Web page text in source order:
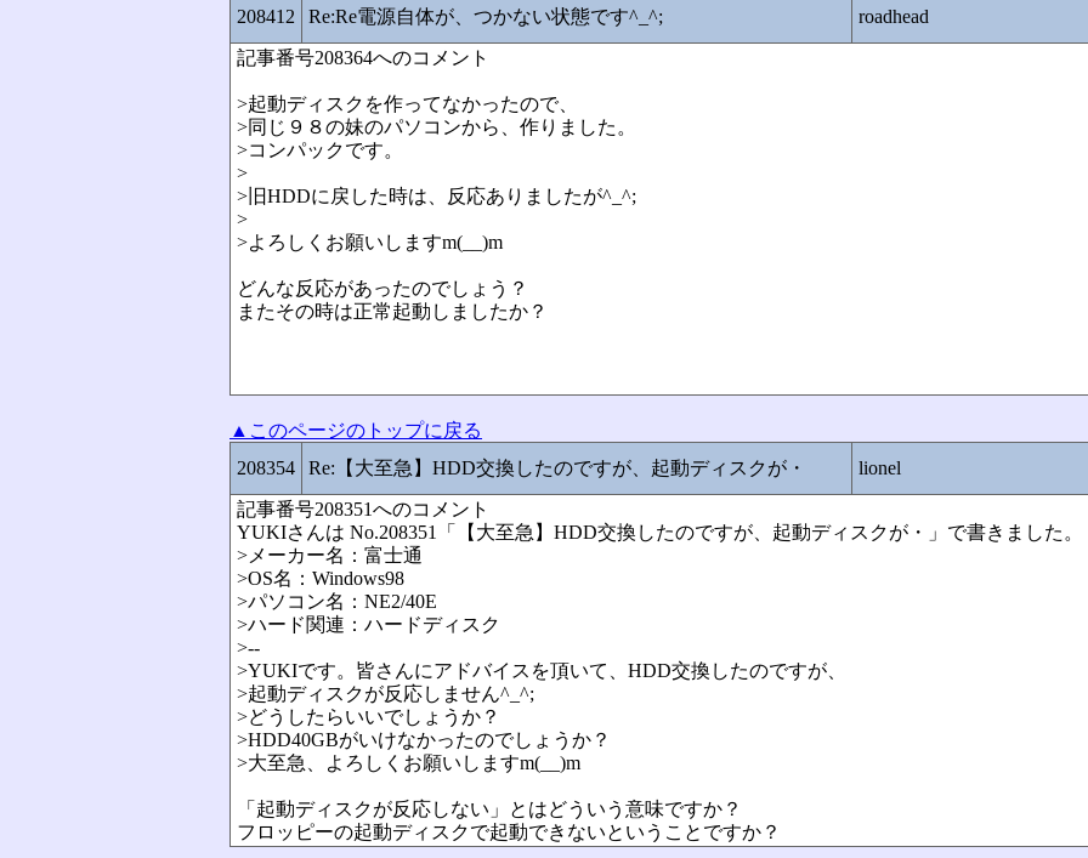
208412
Re:Re電源自体が、つかない状態です^_^; roadhead
記事番号208364へのコメント
>起動ディスクを作ってなかったので、
>同じ９８の妹のパソコンから、作りました。
>コンパックです。
>
>旧HDDに戻した時は、反応ありましたが^_^;
>
>よろしくお願いしますm(__)m
どんな反応があったのでしょう？
またその時は正常起動しましたか？
▲このページのトップに戻る
208354
Re:【大至急】HDD交換したのですが、起動ディスクが・ lionel
記事番号208351へのコメント
YUKIさんは No.208351「【大至急】HDD交換したのですが、起動ディスクが・」で書きました。
>メーカー名：富士通
>OS名：Windows98
>パソコン名：NE2/40E
>ハード関連：ハードディスク
>--
>YUKIです。皆さんにアドバイスを頂いて、HDD交換したのですが、
>起動ディスクが反応しません^_^;
>どうしたらいいでしょうか？
>HDD40GBがいけなかったのでしょうか？
>大至急、よろしくお願いしますm(__)m
「起動ディスクが反応しない」とはどういう意味ですか？
フロッピーの起動ディスクで起動できないということですか？